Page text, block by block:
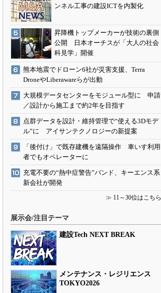
ンネル工事の建設ICTを内製化
昇降機トップメーカーが技術の裏側
公開 日本オーチスが「大人の社会
科見学」開催
熊本地震でドローン6社が災害支援、Terra
DroneやLiberawareらが出動
大規模データセンターをモジュール型に 申請
／設計から施工まで約2年を目指す
点群データを設計・維持管理で“使える3Dモデ
ル”に アイサンテクノロジーの新提案
「後付け」で既存建機を遠隔操作 車いす利用
者でもオペレーターに
充電不要の“熱中症警告”バンド、キーエンス系
新会社が開発
≫ 11～30位はこちら
展示会/注目テーマ
建設Tech NEXT BREAK
メンテナンス・レジリエンス
TOKYO2026